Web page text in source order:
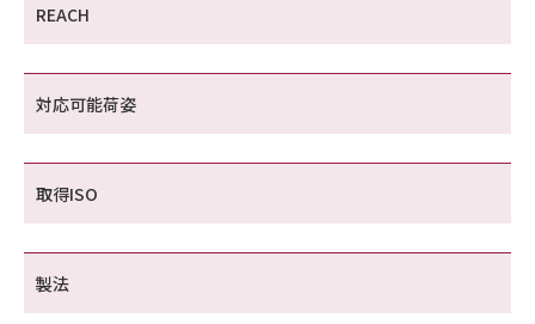
REACH
対応可能荷姿
取得ISO
製法